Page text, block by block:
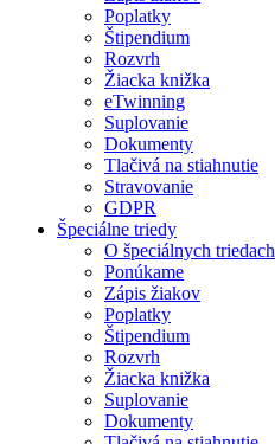
Poplatky
Štipendium
Rozvrh
Žiacka knižka
eTwinning
Suplovanie
Dokumenty
Tlačivá na stiahnutie
Stravovanie
GDPR
Špeciálne triedy
O špeciálnych triedach
Ponúkame
Zápis žiakov
Poplatky
Štipendium
Rozvrh
Žiacka knižka
Suplovanie
Dokumenty